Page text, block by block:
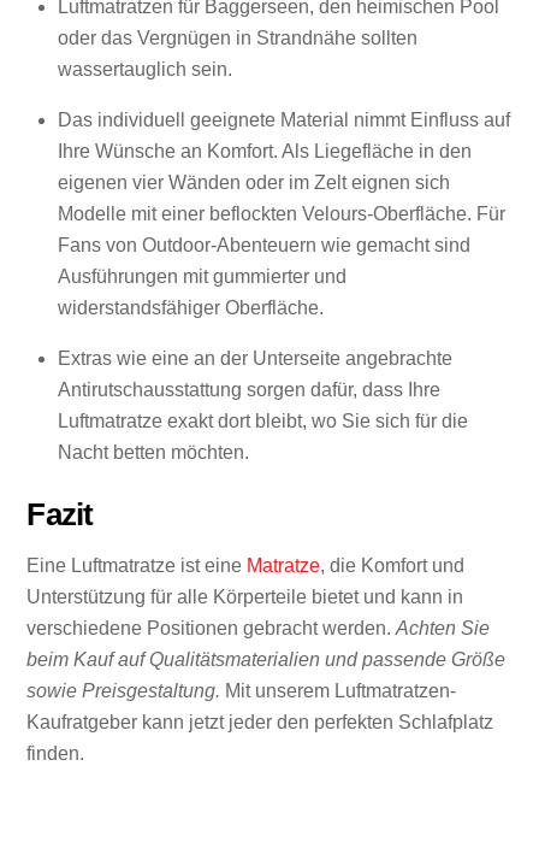
Luftmatratzen für Baggerseen, den heimischen Pool
oder das Vergnügen in Strandnähe sollten
wassertauglich sein.
Das individuell geeignete Material nimmt Einfluss auf
Ihre Wünsche an Komfort. Als Liegefläche in den
eigenen vier Wänden oder im Zelt eignen sich
Modelle mit einer beflockten Velours-Oberfläche. Für
Fans von Outdoor-Abenteuern wie gemacht sind
Ausführungen mit gummierter und
widerstandsfähiger Oberfläche.
Extras wie eine an der Unterseite angebrachte
Antirutschausstattung sorgen dafür, dass Ihre
Luftmatratze exakt dort bleibt, wo Sie sich für die
Nacht betten möchten.
Fazit
Eine Luftmatratze ist eine Matratze, die Komfort und
Unterstützung für alle Körperteile bietet und kann in
verschiedene Positionen gebracht werden.Achten Sie
beim Kauf auf Qualitätsmaterialien und passende Größe
sowie Preisgestaltung. Mit unserem Luftmatratzen-
Kaufratgeber kann jetzt jeder den perfekten Schlafplatz
finden.